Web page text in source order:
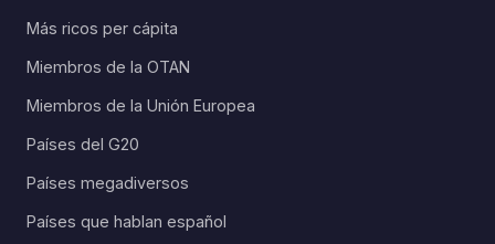
Más ricos per cápita
Miembros de la OTAN
Miembros de la Unión Europea
Países del G20
Países megadiversos
Países que hablan español